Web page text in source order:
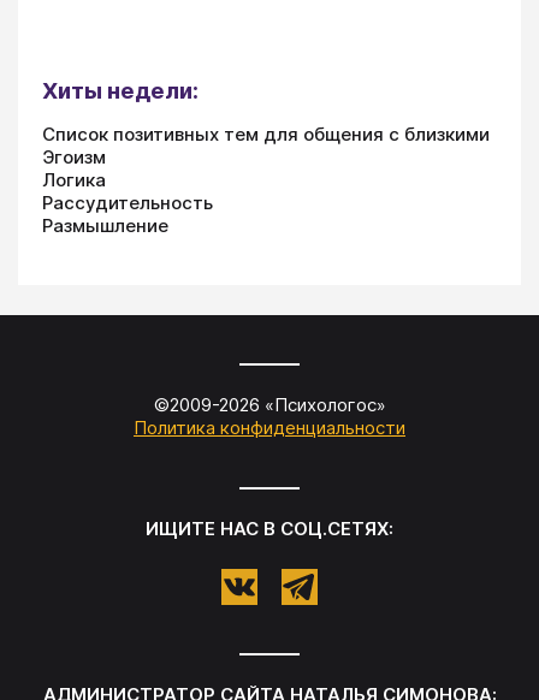
Хиты недели:
Список позитивных тем для общения с близкими
Эгоизм
Логика
Рассудительность
Размышление
©2009-2026 «Психологос»
Политика конфиденциальности
ИЩИТЕ НАС В СОЦ.СЕТЯХ:
АДМИНИСТРАТОР САЙТА НАТАЛЬЯ СИМОНОВА: